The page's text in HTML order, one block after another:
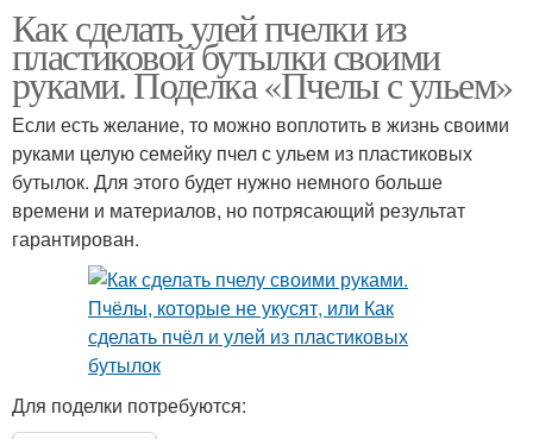
Как сделать улей пчелки из
пластиковой бутылки своими
руками. Поделка «Пчелы с ульем»
Если есть желание, то можно воплотить в жизнь своими
руками целую семейку пчел с ульем из пластиковых
бутылок. Для этого будет нужно немного больше
времени и материалов, но потрясающий результат
гарантирован.
Для поделки потребуются: